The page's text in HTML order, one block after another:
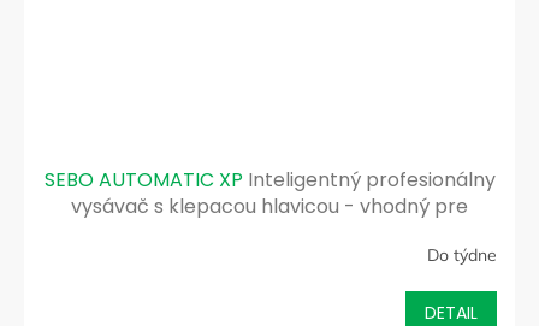
SEBO AUTOMATIC XP Inteligentný profesionálny
vysávač s klepacou hlavicou - vhodný pre
Do týdne
DETAIL